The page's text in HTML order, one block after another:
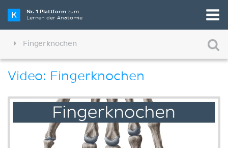
Nr. 1 Plattformzum
Lernen der Anatomie
Fingerknochen
Video: Fingerknochen